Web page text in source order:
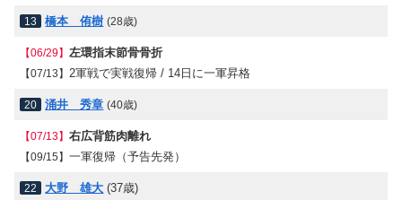
13 橋本 侑樹 (28歳)
【06/29】左環指末節骨骨折
【07/13】2軍戦で実戦復帰 / 14日に一軍昇格
20 涌井 秀章 (40歳)
【07/13】右広背筋肉離れ
【09/15】一軍復帰（予告先発）
22 大野 雄大 (37歳)